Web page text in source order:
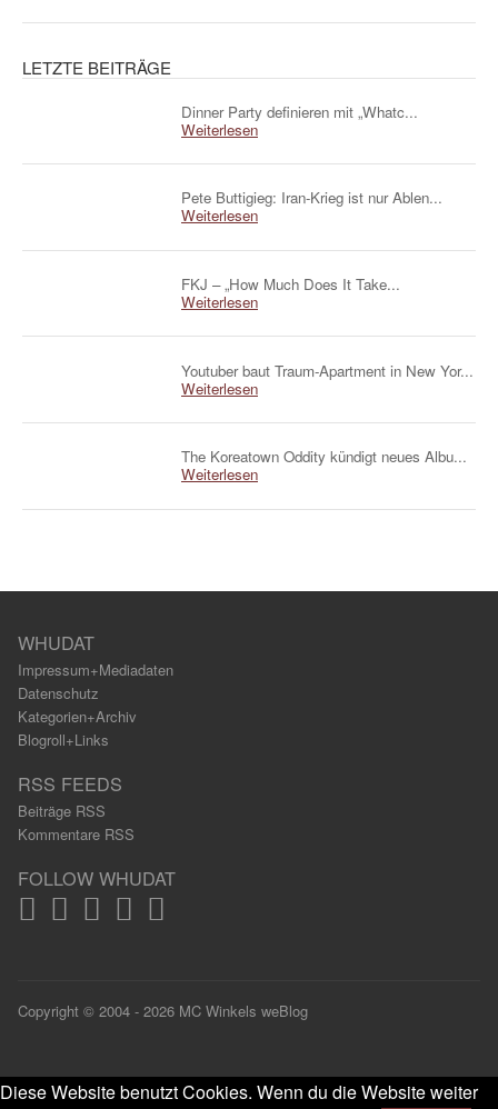
LETZTE BEITRÄGE
Dinner Party definieren mit „Whatc...
Weiterlesen
Pete Buttigieg: Iran-Krieg ist nur Ablen...
Weiterlesen
FKJ – „How Much Does It Take...
Weiterlesen
Youtuber baut Traum-Apartment in New Yor...
Weiterlesen
The Koreatown Oddity kündigt neues Albu...
Weiterlesen
WHUDAT
Impressum+Mediadaten
Datenschutz
Kategorien+Archiv
Blogroll+Links
RSS FEEDS
Beiträge RSS
Kommentare RSS
FOLLOW WHUDAT
Copyright © 2004 - 2026 MC Winkels weBlog
Diese Website benutzt Cookies. Wenn du die Website weiter